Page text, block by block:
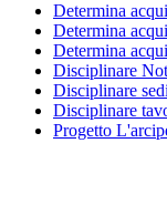
Determina
Determina
Determina
Disciplinare
Disciplinare
Disciplinare
Progetto